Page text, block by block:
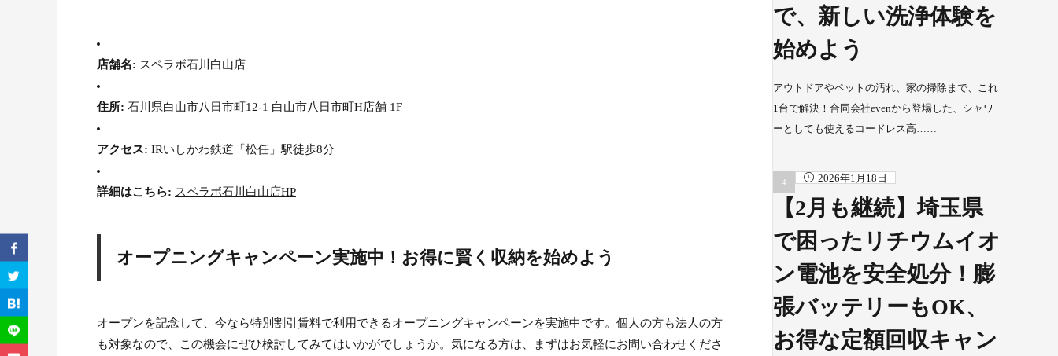
店舗名: スペラボ石川白山店
住所: 石川県白山市八日市町12-1 白山市八日市町H店舗 1F
アクセス: IRいしかわ鉄道「松任」駅徒歩8分
詳細はこちら: スペラボ石川白山店HP
オープニングキャンペーン実施中！お得に賢く収納を始めよう
オープンを記念して、今なら特別割引賃料で利用できるオープニングキャンペーンを実施中です。個人の方も法人の方
も対象なので、この機会にぜひ検討してみてはいかがでしょうか。気になる方は、まずはお気軽にお問い合わせくださ
で、新しい洗浄体験を
始めよう
アウトドアやペットの汚れ、家の掃除まで、これ
1台で解決！合同会社evenから登場した、シャワ
ーとしても使えるコードレス高……
2026年1月18日
【2月も継続】埼玉県
で困ったリチウムイオ
ン電池を安全処分！膨
張バッテリーもOK、
お得な定額回収キャン